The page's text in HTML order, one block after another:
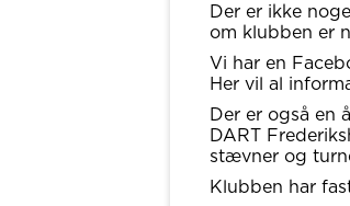
Der er ikke
om klubben er
Vi har en
Her vil al
Der er også en
DART
stævner og
Klubben har